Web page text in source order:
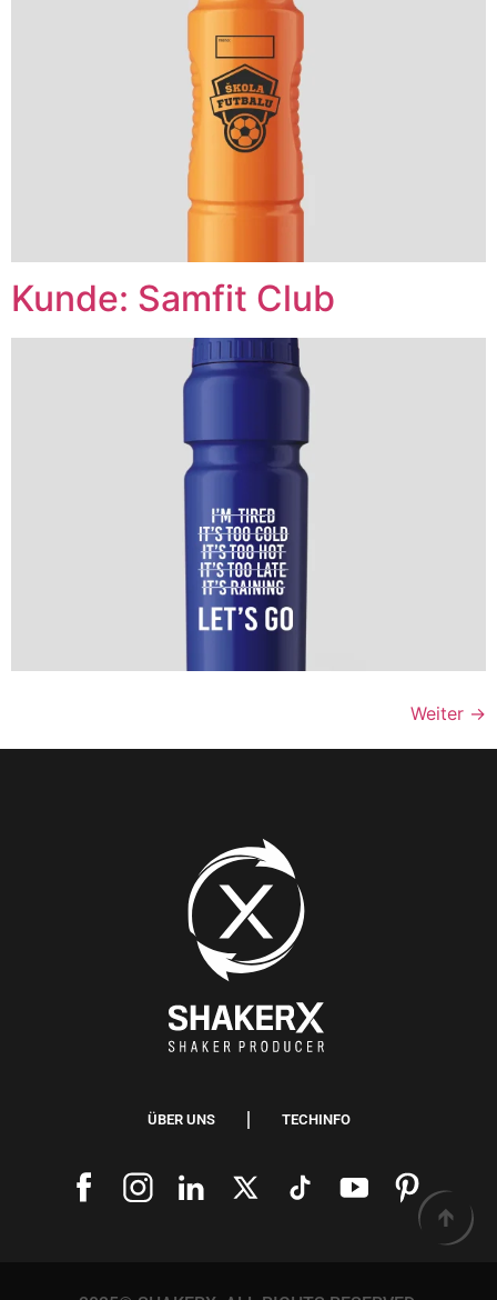
Kunde: Samfit Club
Weiter →
ÜBER UNS TECHINFO